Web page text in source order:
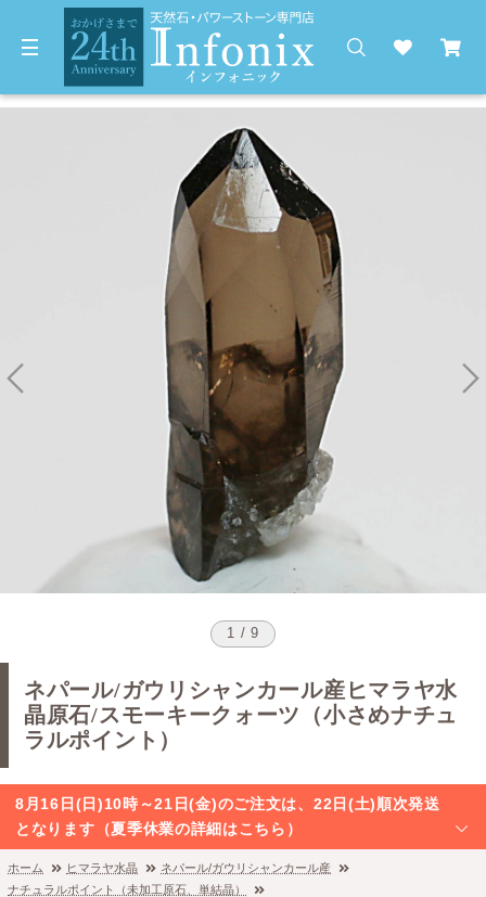
1 / 9
ネパール/ガウリシャンカール産ヒマラヤ水
晶原石/スモーキークォーツ（小さめナチュ
ラルポイント）
8月16日(日)10時～21日(金)のご注文は、22日(土)順次発送
となります（夏季休業の詳細はこちら）
ホーム ヒマラヤ水晶
ネパール/ガウリシャンカール産
ナチュラルポイント（未加工原石、単結晶）